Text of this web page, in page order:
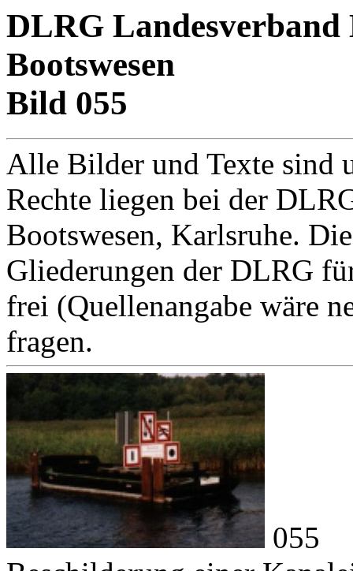
DLRG Landesverband
Bootswesen
Bild 055
Alle Bilder und Texte sind
Rechte liegen bei der
Bootswesen, Karlsruhe.
Gliederungen der DLRG
frei (Quellenangabe wäre
fragen.
055